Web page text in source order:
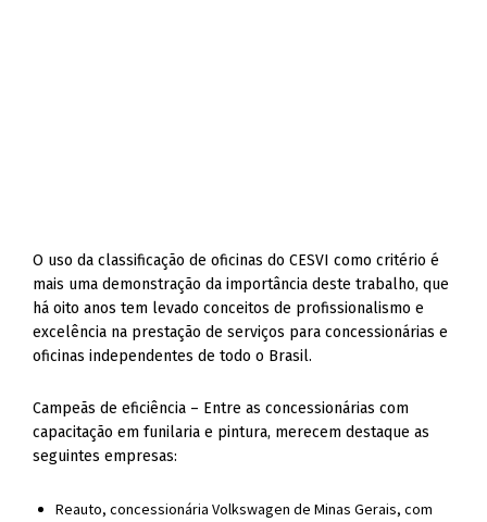
O uso da classificação de oficinas do CESVI como critério é
mais uma demonstração da importância deste trabalho, que
há oito anos tem levado conceitos de profissionalismo e
excelência na prestação de serviços para concessionárias e
oficinas independentes de todo o Brasil.
Campeãs de eficiência – Entre as concessionárias com
capacitação em funilaria e pintura, merecem destaque as
seguintes empresas:
Reauto, concessionária Volkswagen de Minas Gerais, com